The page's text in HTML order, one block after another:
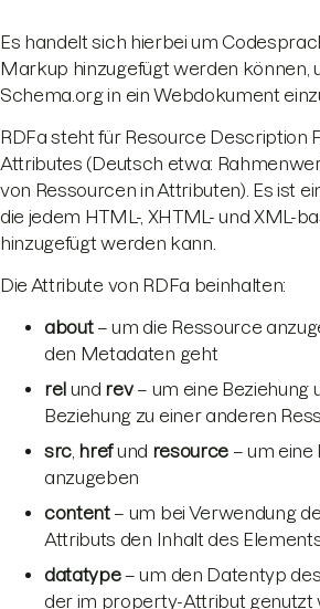
Es handelt sich hierbei um
Markup hinzugefügt werden können,
Schema.org in ein Webdokument
RDFa steht für Resource Description
Attributes (Deutsch etwa:
von Ressourcen in Attributen). Es ist
die jedem HTML-, XHTML- und XML-
hinzugefügt werden kann.
Die Attribute von RDFa beinhalten:
about– um die Ressource
den Metadaten geht
rel und rev– um eine Beziehung
Beziehung zu einer anderen
src hrefund resource – um
anzugeben
content– um bei Verwendung
Attributs den Inhalt des
datatype– um den Datentyp
der im property-Attribut genutzt